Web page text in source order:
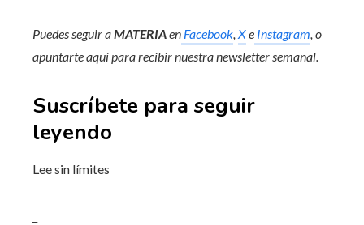
Puedes seguir aMATERIAen Facebook, Xe Instagram, o
apuntarte aquí para recibirnuestra newsletter semanal.
Suscríbete para seguir
leyendo
Lee sin límites